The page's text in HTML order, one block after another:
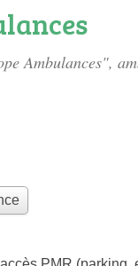
Ambulances",